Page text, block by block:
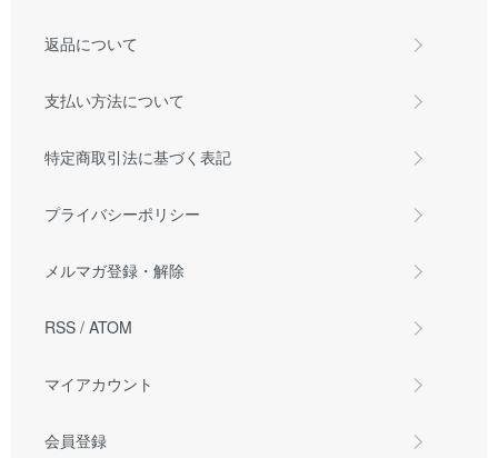
返品について
支払い方法について
特定商取引法に基づく表記
プライバシーポリシー
メルマガ登録・解除
RSS / ATOM
マイアカウント
会員登録